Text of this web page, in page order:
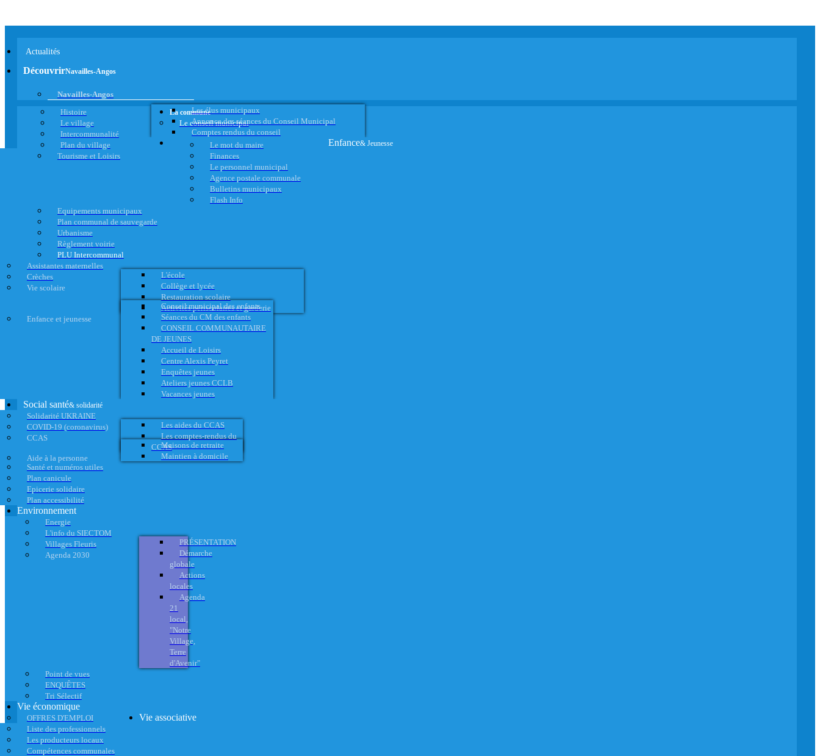
Actualités
DécouvrirNavailles-Angos
Navailles-Angos
Histoire
Le village
Intercommunalité
Plan du village
Tourisme et Loisirs
La commune
Le conseil municipal
Les élus municipaux
Annonce des séances du Conseil Municipal
Comptes rendus du conseil
Le mot du maire
Finances
Le personnel municipal
Agence postale communale
Bulletins municipaux
Flash Info
Equipements municipaux
Plan communal de sauvegarde
Urbanisme
Règlement voirie
PLU Intercommunal
Enfance& Jeunesse
Assistantes maternelles
Crèches
Vie scolaire
L'école
Collège et lycée
Restauration scolaire
Activités périscolaires et garderie
Enfance et jeunesse
Conseil municipal des enfants
Séances du CM des enfants
CONSEIL COMMUNAUTAIRE
DE JEUNES
Accueil de Loisirs
Centre Alexis Peyret
Enquêtes jeunes
Ateliers jeunes CCLB
Vacances jeunes
Social santé& solidarité
Solidarité UKRAINE
COVID-19 (coronavirus)
CCAS
Les aides du CCAS
Les comptes-rendus du
CCAS
Aide à la personne
Maisons de retraite
Maintien à domicile
Santé et numéros utiles
Plan canicule
Epicerie solidaire
Plan accessibilité
Environnement
Energie
L'info du SIECTOM
Villages Fleuris
Agenda 2030
PRÉSENTATION
Démarche
globale
Actions
locales
Agenda
21
local,
"Notre
Village,
Terre
d'Avenir"
Point de vues
ENQUÊTES
Tri Sélectif
Vie économique
OFFRES D'EMPLOI
Liste des professionnels
Les producteurs locaux
Compétences communales
Vie associative